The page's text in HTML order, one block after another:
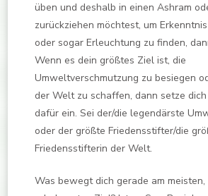
üben und deshalb in einen Ashram
zurückziehen möchtest, um
oder sogar Erleuchtung zu finden,
Wenn es dein größtes Ziel ist, die
Umweltverschmutzung zu besiegen
der Welt zu schaffen, dann setze
dafür ein. Sei der/die legendärste
oder der größte Friedensstifter/die
Friedensstifterin der Welt.
Was bewegt dich gerade am